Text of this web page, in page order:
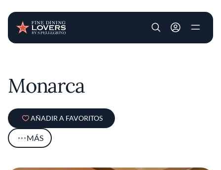
User account
Monarca
AÑADIR A FAVORITOS
MÁS